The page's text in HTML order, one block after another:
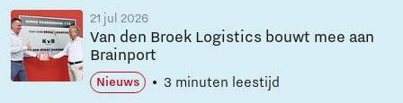
21 jul 2026
Van den Broek Logistics bouwt mee aan
Brainport
Nieuws 3 minuten leestijd